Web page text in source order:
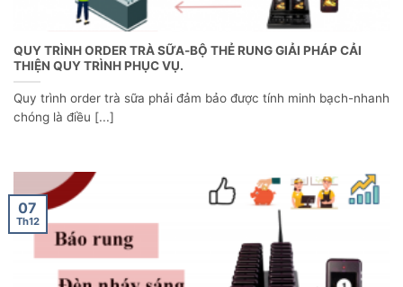
QUY TRÌNH ORDER TRÀ SỮA-BỘ THẺ RUNG GIẢI PHÁP CẢI
THIỆN QUY TRÌNH PHỤC VỤ.
Quy trình order trà sữa phải đảm bảo được tính minh bạch-nhanh
chóng là điều [...]
07
Th12